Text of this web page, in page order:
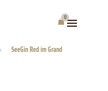
0
Warenkorb
SeeGin Red im Grand